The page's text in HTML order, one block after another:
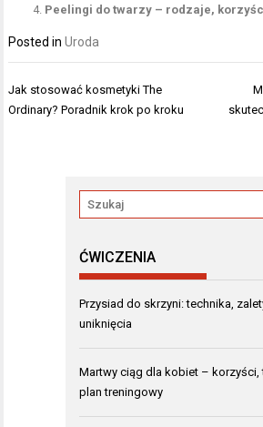
Peelingi do twarzy – rodzaje,
Posted inUroda
Nawigacja
wpisu
Jak stosować kosmetyki The
Ordinary? Poradnik krok po kroku
ĆWICZENIA
Przysiad do skrzyni: technika,
uniknięcia
Martwy ciąg dla kobiet – korzyści,
plan treningowy